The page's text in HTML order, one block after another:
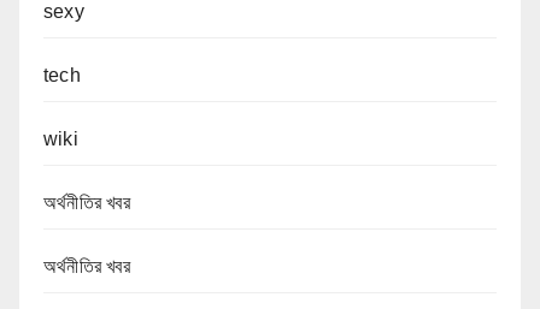
sexy
tech
wiki
অর্থনীতির খবর
অর্থনীতির খবর